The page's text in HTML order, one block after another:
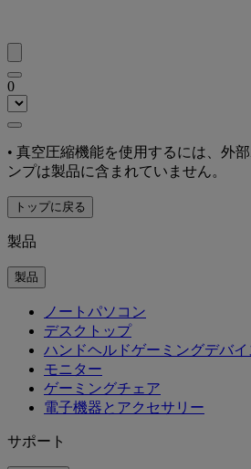
0
• 真空圧縮機能を使用するには、外
ンプは製品に含まれていません。
トップに戻る
製品
製品
ノートパソコン
デスクトップ
ハンドヘルドゲーミングデバイ
モニター
ゲーミングチェア
電子機器とアクセサリー
サポート